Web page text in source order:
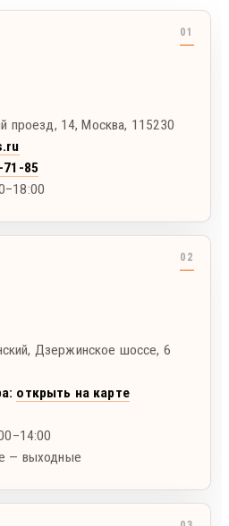
проезд, 14,Москва, 115230
71-85
, Дзержинское шоссе, 6
открыть на карте
— выходные